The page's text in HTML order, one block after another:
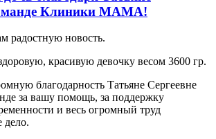
Клиники МАМА!
радостную новость.
красивую девочку весом 3600 гр.
благодарность Татьяне Сергеевне
за вашу помощь, за поддержку
и весь огромный труд